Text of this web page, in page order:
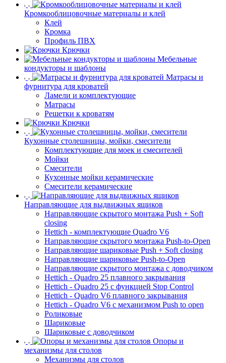
Кромкооблицовочные материалы и клей
Клей
Кромка
Профиль ПВХ
Крючки
Мебельные
кондукторы и шаблоны
Матрасы и
фурнитура для кроватей
Ламели и комплектующие
Матрасы
Решетки к кроватям
Крючки
Кухонные столешницы, мойки, смесители
Комплектующие для моек и смесителей
Мойки
Смесители
Кухонные мойки керамические
Смесители керамические
Направляющие для выдвижных ящиков
Направляющие скрытого монтажа Push + Soft
closing
Hettich - комплектующие Quadro V6
Направляющие скрытого монтажа Push-to-Open
Направляющие шариковые Push + Soft closing
Направляющие шариковые Push-to-Open
Направляющие скрытого монтажа с доводчиком
Hettich - Quadro 25 плавного закрывания
Hettich - Quadro 25 с функцией Stop Control
Hettich - Quadro V6 плавного закрывания
Hettich - Quadro V6 с механизмом Push to open
Роликовые
Шариковые
Шариковые с доводчиком
Опоры и
механизмы для столов
Механизмы для столов